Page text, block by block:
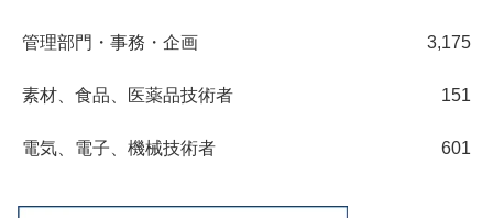
管理部門・事務・企画 3,175
素材、食品、医薬品技術者 151
電気、電子、機械技術者 601